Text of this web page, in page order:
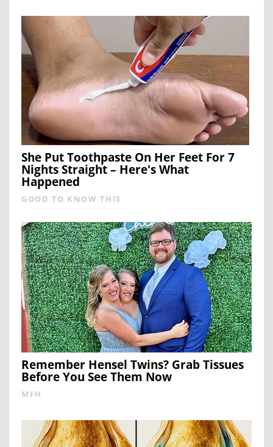
She Put Toothpaste On Her Feet For 7
Nights Straight – Here's What
Happened
GOOD TO KNOW THIS
Remember Hensel Twins? Grab Tissues
Before You See Them Now
MFH